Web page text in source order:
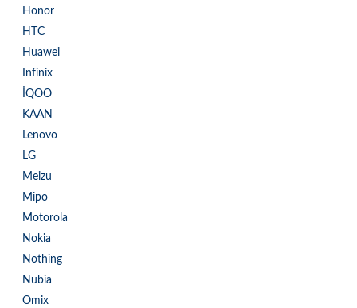
Honor
HTC
Huawei
Infinix
İQOO
KAAN
Lenovo
LG
Meizu
Mipo
Motorola
Nokia
Nothing
Nubia
Omix